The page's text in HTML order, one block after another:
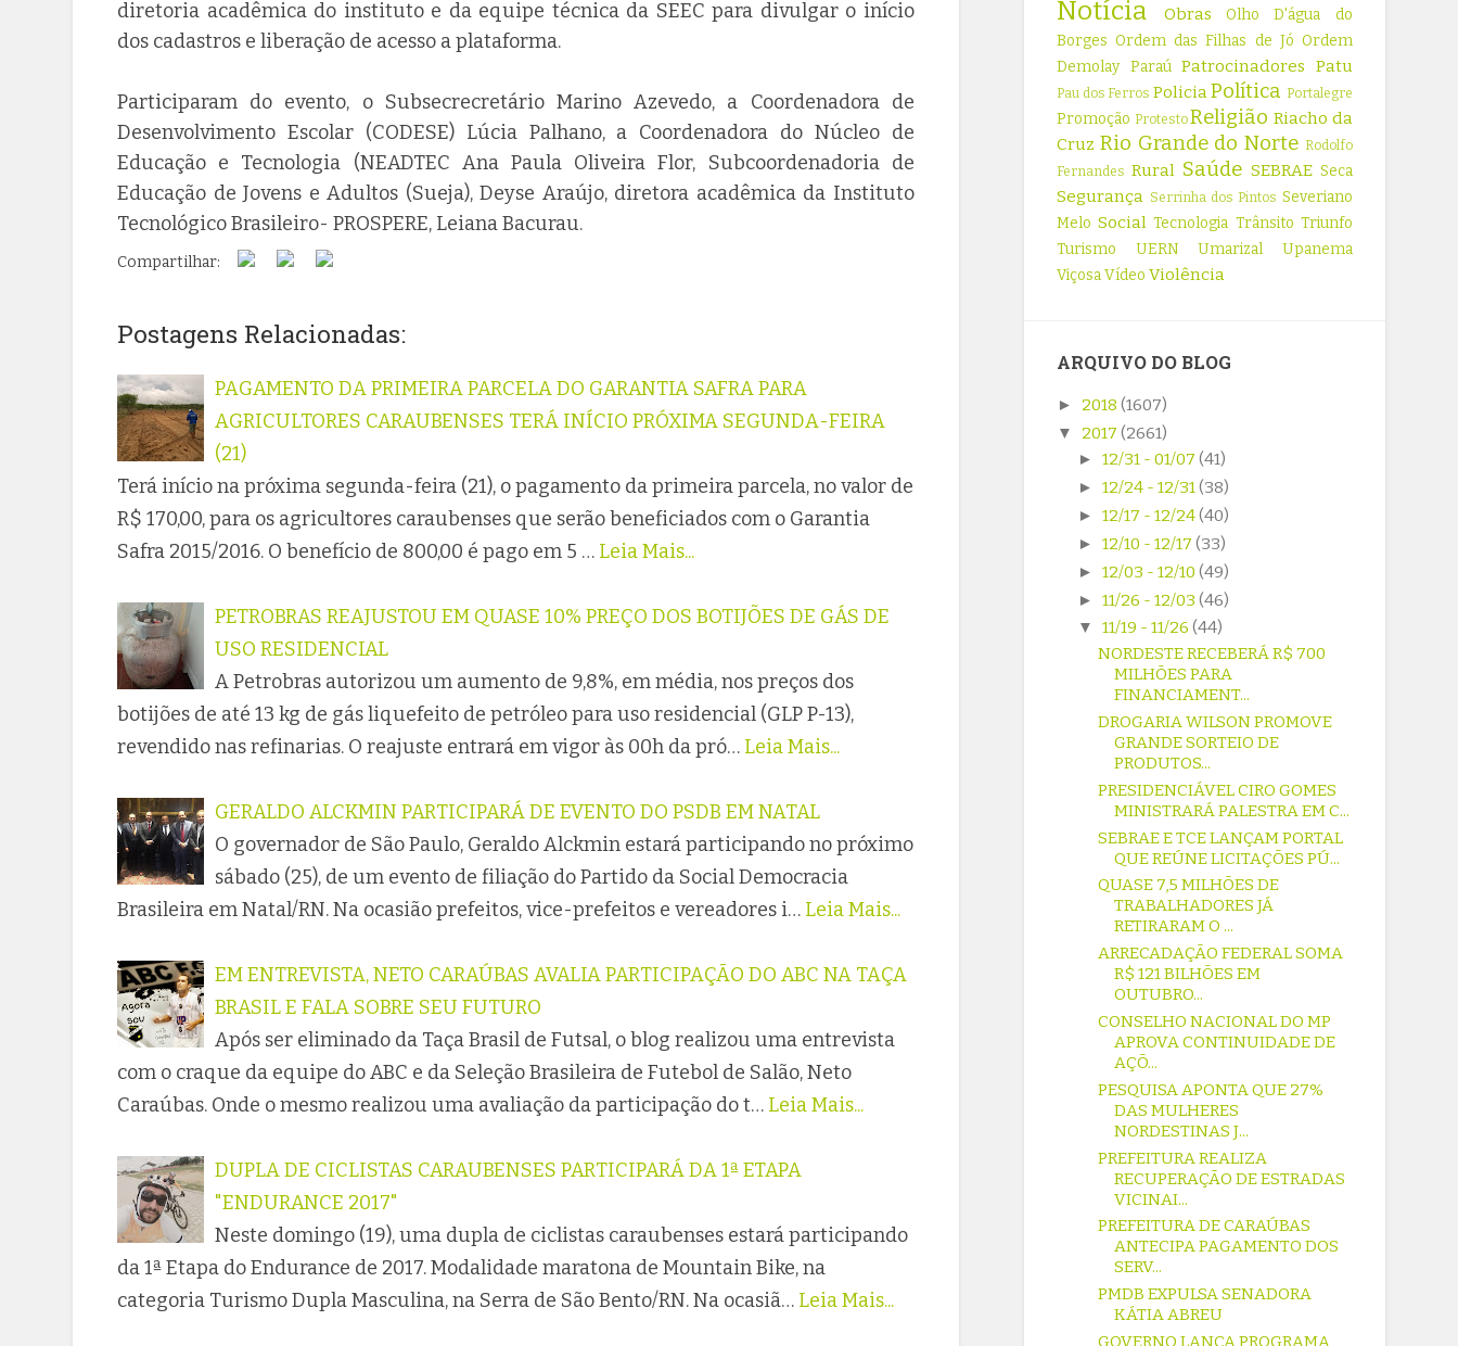
diretoria acadêmica do instituto e da equipe técnica da SEEC para divulgar o início
dos cadastros e liberação de acesso a plataforma.
Participaram do evento, o Subsecrecretário Marino Azevedo, a Coordenadora de
Desenvolvimento Escolar (CODESE) Lúcia Palhano, a Coordenadora do Núcleo de
Educação e Tecnologia (NEADTEC Ana Paula Oliveira Flor, Subcoordenadoria de
Educação de Jovens e Adultos (Sueja), Deyse Araújo, diretora acadêmica da Instituto
Tecnológico Brasileiro- PROSPERE, Leiana Bacurau.
Compartilhar:
Postagens Relacionadas:
PAGAMENTO DA PRIMEIRA PARCELA DO GARANTIA SAFRA PARA
AGRICULTORES CARAUBENSES TERÁ INÍCIO PRÓXIMA SEGUNDA-FEIRA
(21)
Terá início na próxima segunda-feira (21), o pagamento da primeira parcela, no valor de
R$ 170,00, para os agricultores caraubenses que serão beneficiados com o Garantia
Safra 2015/2016. O benefício de 800,00 é pago em 5 … Leia Mais...
PETROBRAS REAJUSTOU EM QUASE 10% PREÇO DOS BOTIJÕES DE GÁS DE
USO RESIDENCIAL
A Petrobras autorizou um aumento de 9,8%, em média, nos preços dos
botijões de até 13 kg de gás liquefeito de petróleo para uso residencial (GLP P-13),
revendido nas refinarias. O reajuste entrará em vigor às 00h da pró… Leia Mais...
GERALDO ALCKMIN PARTICIPARÁ DE EVENTO DO PSDB EM NATAL
O governador de São Paulo, Geraldo Alckmin estará participando no próximo
sábado (25), de um evento de filiação do Partido da Social Democracia
Brasileira em Natal/RN. Na ocasião prefeitos, vice-prefeitos e vereadores i… Leia Mais...
EM ENTREVISTA, NETO CARAÚBAS AVALIA PARTICIPAÇÃO DO ABC NA TAÇA
BRASIL E FALA SOBRE SEU FUTURO
Após ser eliminado da Taça Brasil de Futsal, o blog realizou uma entrevista
com o craque da equipe do ABC e da Seleção Brasileira de Futebol de Salão, Neto
Caraúbas. Onde o mesmo realizou uma avaliação da participação do t… Leia Mais...
DUPLA DE CICLISTAS CARAUBENSES PARTICIPARÁ DA 1ª ETAPA
"ENDURANCE 2017"
Neste domingo (19), uma dupla de ciclistas caraubenses estará participando
da 1ª Etapa do Endurance de 2017. Modalidade maratona de Mountain Bike, na
categoria Turismo Dupla Masculina, na Serra de São Bento/RN. Na ocasiã… Leia Mais...
Notícia Obras
Olho D'água do
Borges Ordem das Filhas de Jó Ordem
Demolay Paraú Patrocinadores Patu
Pau dos Ferros PoliciaPolítica Portalegre
Promoção ProtestoReligião Riacho da
Cruz Rio Grande do Norte Rodolfo
Fernandes Rural Saúde SEBRAE Seca
Segurança Serrinha dos Pintos Severiano
Melo Social Tecnologia Trânsito Triunfo
Turismo
UERN Umarizal
Upanema
ViçosaVídeo Violência
ARQUIVO DO BLOG
► 2018(1607)
▼ 2017(2661)
► 12/31 - 01/07 (41)
► 12/24 - 12/31(38)
► 12/17 - 12/24(40)
► 12/10 - 12/17 (33)
► 12/03 - 12/10 (49)
► 11/26 - 12/03 (46)
▼ 11/19 - 11/26 (44)
NORDESTE RECEBERÁ R$ 700
MILHÕES PARA
FINANCIAMENT...
DROGARIA WILSON PROMOVE
GRANDE SORTEIO DE
PRODUTOS...
PRESIDENCIÁVEL CIRO GOMES
MINISTRARÁ PALESTRA EM C...
SEBRAE E TCE LANÇAM PORTAL
QUE REÚNE LICITAÇÕES PÚ...
QUASE 7,5 MILHÕES DE
TRABALHADORES JÁ
RETIRARAM O ...
ARRECADAÇÃO FEDERAL SOMA
R$ 121 BILHÕES EM
OUTUBRO...
CONSELHO NACIONAL DO MP
APROVA CONTINUIDADE DE
AÇÕ...
PESQUISA APONTA QUE 27%
DAS MULHERES
NORDESTINAS J...
PREFEITURA REALIZA
RECUPERAÇÃO DE ESTRADAS
VICINAI...
PREFEITURA DE CARAÚBAS
ANTECIPA PAGAMENTO DOS
SERV...
PMDB EXPULSA SENADORA
KÁTIA ABREU
GOVERNO LANÇA PROGRAMA